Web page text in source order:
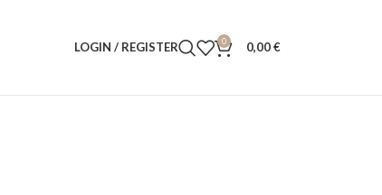
LOGIN / REGISTER 0 0,00€